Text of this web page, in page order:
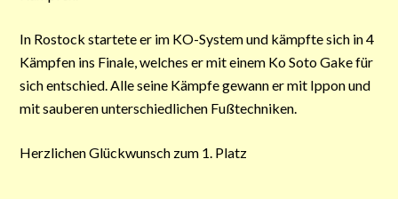
In Rostock startete er im KO-System und kämpfte sich in 4
Kämpfen ins Finale, welches er mit einem Ko Soto Gake für
sich entschied. Alle seine Kämpfe gewann er mit Ippon und
mit sauberen unterschiedlichen Fußtechniken.
Herzlichen Glückwunsch zum 1. Platz